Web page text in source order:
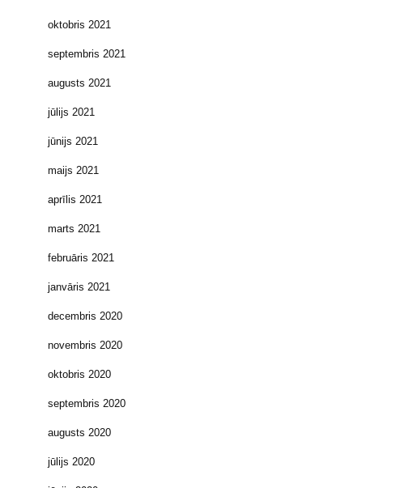
oktobris 2021
septembris 2021
augusts 2021
jūlijs 2021
jūnijs 2021
maijs 2021
aprīlis 2021
marts 2021
februāris 2021
janvāris 2021
decembris 2020
novembris 2020
oktobris 2020
septembris 2020
augusts 2020
jūlijs 2020